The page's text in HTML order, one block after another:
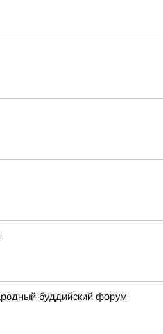
буддийский форум